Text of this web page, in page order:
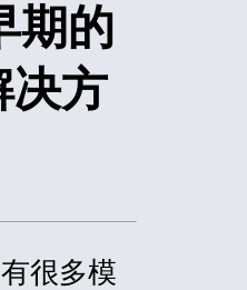
期的
决方
很多模